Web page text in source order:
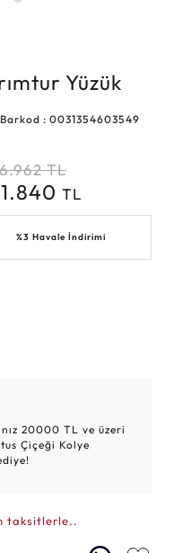
Yüzük
Barkod : 0031354603549
TL
TL
%3 Havale İndirimi
20000 TL ve üzeri
Çiçeği Kolye
taksitlerle..